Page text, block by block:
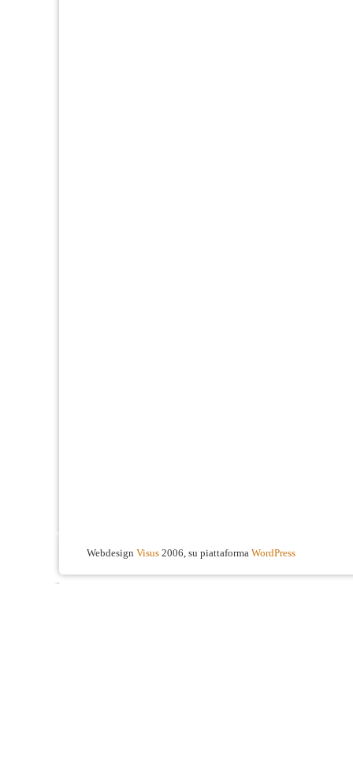
Webdesign Visus 2006, su piattaforma WordPress